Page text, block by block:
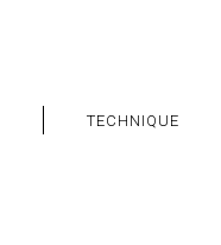
TECHNIQUE